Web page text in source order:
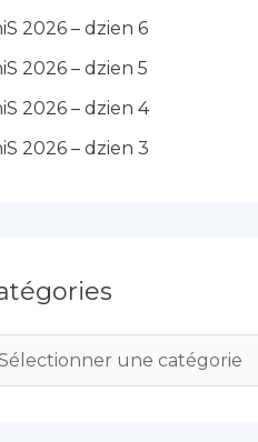
2026 – dzien 6
2026 – dzien 5
2026 – dzien 4
2026 – dzien 3